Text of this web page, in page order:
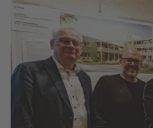
N
K
TI
O
N